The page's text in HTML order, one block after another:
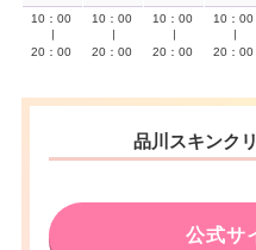
10：00
20：00
10：00
20：00
10：00
20：00
10：00
20：00
品川スキンク
公式サ